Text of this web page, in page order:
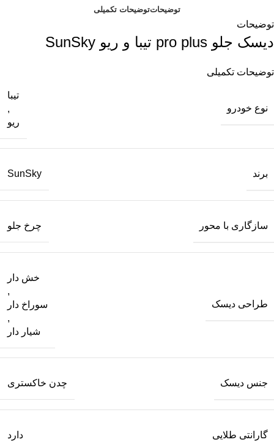
توضیحاتتوضیحات تکمیلی
توضیحات
ديسک جلو pro plus تيبا و ريو SunSky
توضیحات تکمیلی
نوع خودرو
تیبا
,
ریو
برند SunSky
سازگاری با محور چرخ جلو
طراحی دیسک
خش دار
,
سوراخ دار
,
شیار دار
جنس دیسک چدن خاکستری
گارانتی طلایی دارد